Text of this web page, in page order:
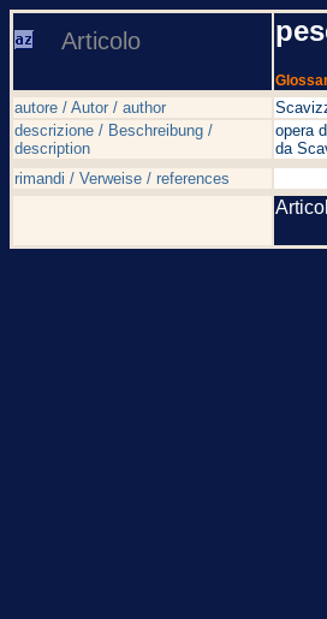
Articolo
autore / Autor / author
descrizione / Beschreibung /
description
opera
da
rimandi / Verweise / references